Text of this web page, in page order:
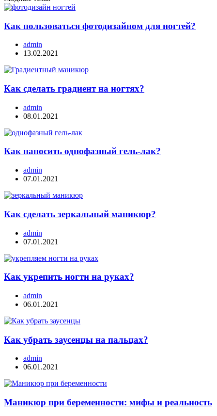
Как пользоваться фотодизайном для ногтей?
admin
13.02.2021
Как сделать градиент на ногтях?
admin
08.01.2021
Как наносить однофазный гель-лак?
admin
07.01.2021
Как сделать зеркальный маникюр?
admin
07.01.2021
Как укрепить ногти на руках?
admin
06.01.2021
Как убрать заусенцы на пальцах?
admin
06.01.2021
Маникюр при беременности: мифы и реальность